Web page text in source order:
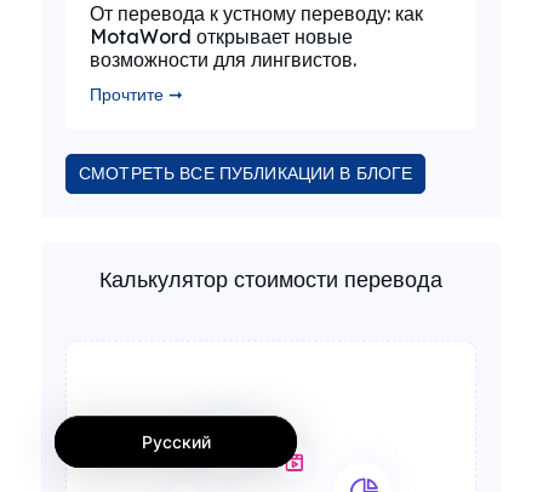
От перевода к устному переводу: как
MotaWord открывает новые
возможности для лингвистов.
Прочтите ➞
СМОТРЕТЬ ВСЕ ПУБЛИКАЦИИ В БЛОГЕ
Калькулятор стоимости перевода
Русский